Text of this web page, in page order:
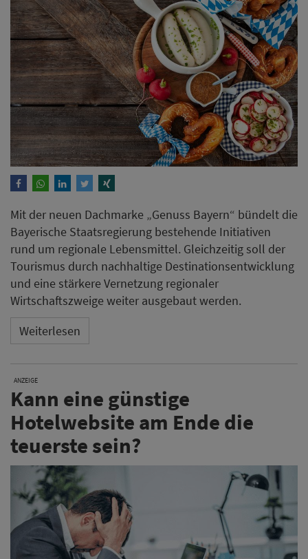
Mit der neuen Dachmarke „Genuss Bayern“ bündelt die
Bayerische Staatsregierung bestehende Initiativen
rund um regionale Lebensmittel. Gleichzeitig soll der
Tourismus durch nachhaltige Destinationsentwicklung
und eine stärkere Vernetzung regionaler
Wirtschaftszweige weiter ausgebaut werden.
Weiterlesen
ANZEIGE
Kann eine günstige
Hotelwebsite am Ende die
teuerste sein?